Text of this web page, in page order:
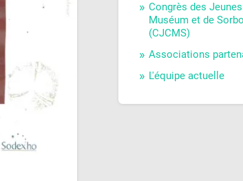
Congrès des Jeunes
Muséum et de
(CJCMS)
Associations
L'équipe actuelle